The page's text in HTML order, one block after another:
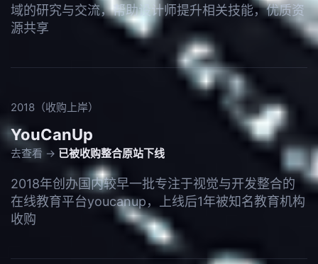
域的研究与交流，帮助设计师提升相关技能，优质资
源共享
2018（收购上岸）
YouCanUp
去查看 → 已被收购整合原站下线
2018年创办国内较早一批专注于视觉与开发整合的
在线教育平台youcanup，上线后1年被知名教育机构
收购